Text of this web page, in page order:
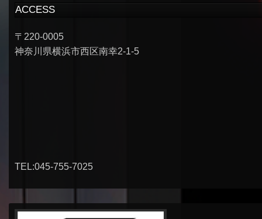
ACCESS
〒220-0005
神奈川県横浜市西区南幸2-1-5
TEL:045-755-7025